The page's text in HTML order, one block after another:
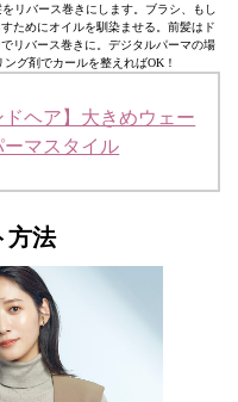
リバース巻きにします。ブラシ、もし
ためにオイルを馴染ませる。前髪はド
リバース巻きに。デジタルパーマの場
グ剤でカールを整えればOK！
ドヘア】大きめウェー
マスタイル
方法